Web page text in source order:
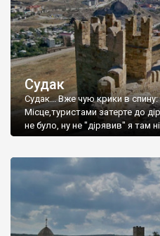
Судак
Судак... Вже чую крики в
Місце,туристами затерте до
не було, ну не "дірявив" я там